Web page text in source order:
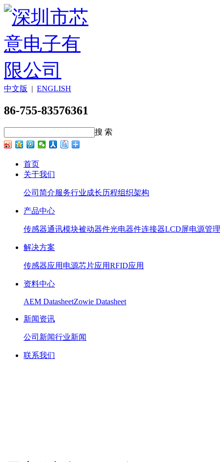
中文版 | ENGLISH
86-755-83576361
搜 索
首页
关于我们
公司简介服务行业成长历程组织架构
产品中心
传感器通讯模块被动器件光电器件连接器LCD屏电源管理
解决方案
传感器应用 电源芯片应用RFID应用
资料中心
AEM DatasheetZowie Datasheet
新闻资讯
公司新闻行业新闻
联系我们